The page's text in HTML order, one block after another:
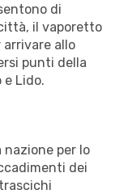
di
il vaporetto
allo
punti della
e Lido.
nazione per lo
dei